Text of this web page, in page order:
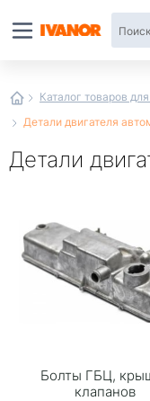
Каталог товаров
Детали двигателя
Детали
Болты ГБЦ,
клапанов